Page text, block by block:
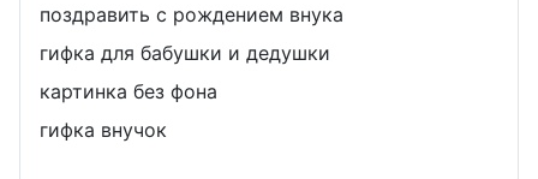
поздравить с рождением внука
гифка для бабушки и дедушки
картинка без фона
гифка внучок